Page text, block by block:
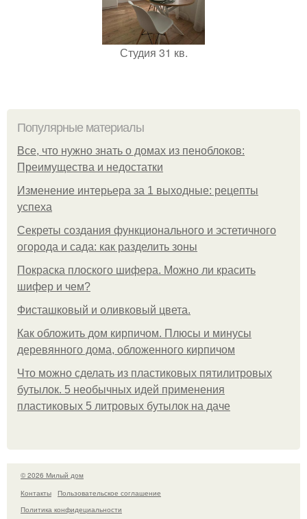
Студия 31 кв.
Популярные материалы
Все, что нужно знать о домах из пеноблоков:
Преимущества и недостатки
Изменение интерьера за 1 выходные: рецепты
успеха
Секреты создания функционального и эстетичного
огорода и сада: как разделить зоны
Покраска плоского шифера. Можно ли красить
шифер и чем?
Фисташковый и оливковый цвета.
Как обложить дом кирпичом. Плюсы и минусы
деревянного дома, обложенного кирпичом
Что можно сделать из пластиковых пятилитровых
бутылок. 5 необычных идей применения
пластиковых 5 литровых бутылок на даче
© 2026 Милый дом
Контакты
Пользовательское соглашение
Политика конфидециальности